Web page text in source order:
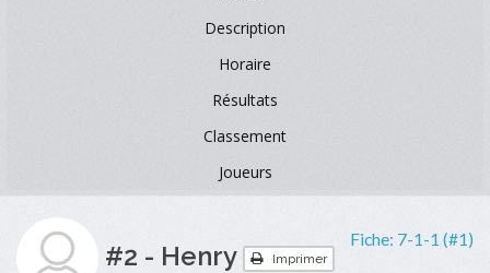
Description
Horaire
Résultats
Classement
Joueurs
#2 - Henry Imprimer
Fiche: 7-1-1 (#1)